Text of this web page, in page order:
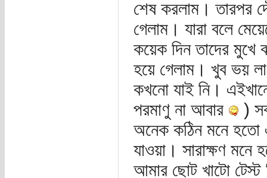
শেষ করলাম। তারপর
গেলাম। যারা বলে
কয়েক দিন তাদের মুখে
হয়ে গেলাম। খুব ভয়
কখনো যাই নি।
পরমাণু না আবার
)
অনেক কঠিন মনে হতো
যাওয়া। সারাক্ষণ মনে
আমার ছোট খাটো টেস্ট